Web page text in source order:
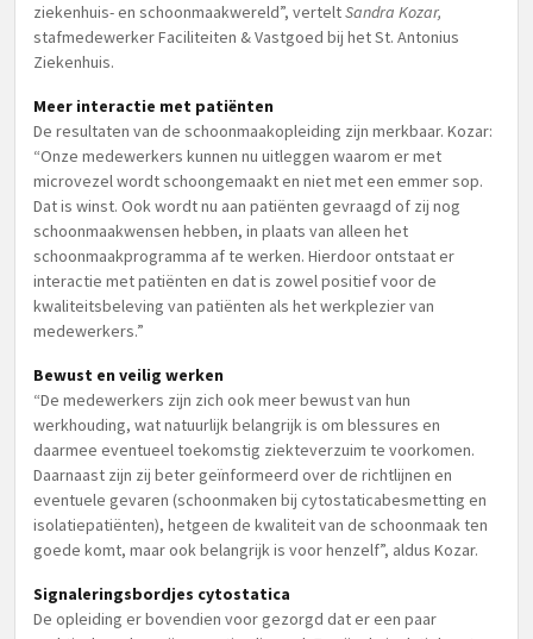
ziekenhuis- en schoonmaakwereld”, verteltSandra Kozar,
stafmedewerker Faciliteiten & Vastgoed bij het St. Antonius
Ziekenhuis.
Meer interactie met patiënten
De resultaten van de schoonmaakopleiding zijn merkbaar. Kozar:
“Onze medewerkers kunnen nu uitleggen waarom er met
microvezel wordt schoongemaakt en niet met een emmer sop.
Dat is winst. Ook wordt nu aan patiënten gevraagd of zij nog
schoonmaakwensen hebben, in plaats van alleen het
schoonmaakprogramma af te werken. Hierdoor ontstaat er
interactie met patiënten en dat is zowel positief voor de
kwaliteitsbeleving van patiënten als het werkplezier van
medewerkers.”
Bewust en veilig werken
“De medewerkers zijn zich ook meer bewust van hun
werkhouding, wat natuurlijk belangrijk is om blessures en
daarmee eventueel toekomstig ziekteverzuim te voorkomen.
Daarnaast zijn zij beter geïnformeerd over de richtlijnen en
eventuele gevaren (schoonmaken bij cytostaticabesmetting en
isolatiepatiënten), hetgeen de kwaliteit van de schoonmaak ten
goede komt, maar ook belangrijk is voor henzelf”, aldus Kozar.
Signaleringsbordjes cytostatica
De opleiding er bovendien voor gezorgd dat er een paar